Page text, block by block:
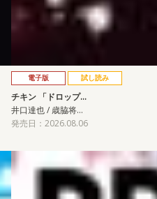
電子版 試し読み
チキン 「ドロップ…
井口達也 / 歳脇将…
発売日：2026.08.06